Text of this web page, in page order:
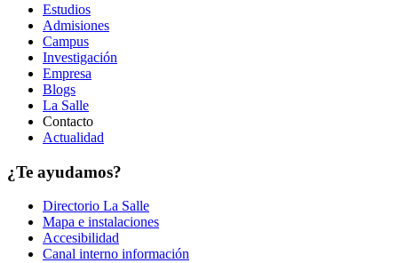
Estudios
Admisiones
Campus
Investigación
Empresa
Blogs
La Salle
Contacto
Actualidad
¿Te ayudamos?
Directorio La Salle
Mapa e instalaciones
Accesibilidad
Canal interno información